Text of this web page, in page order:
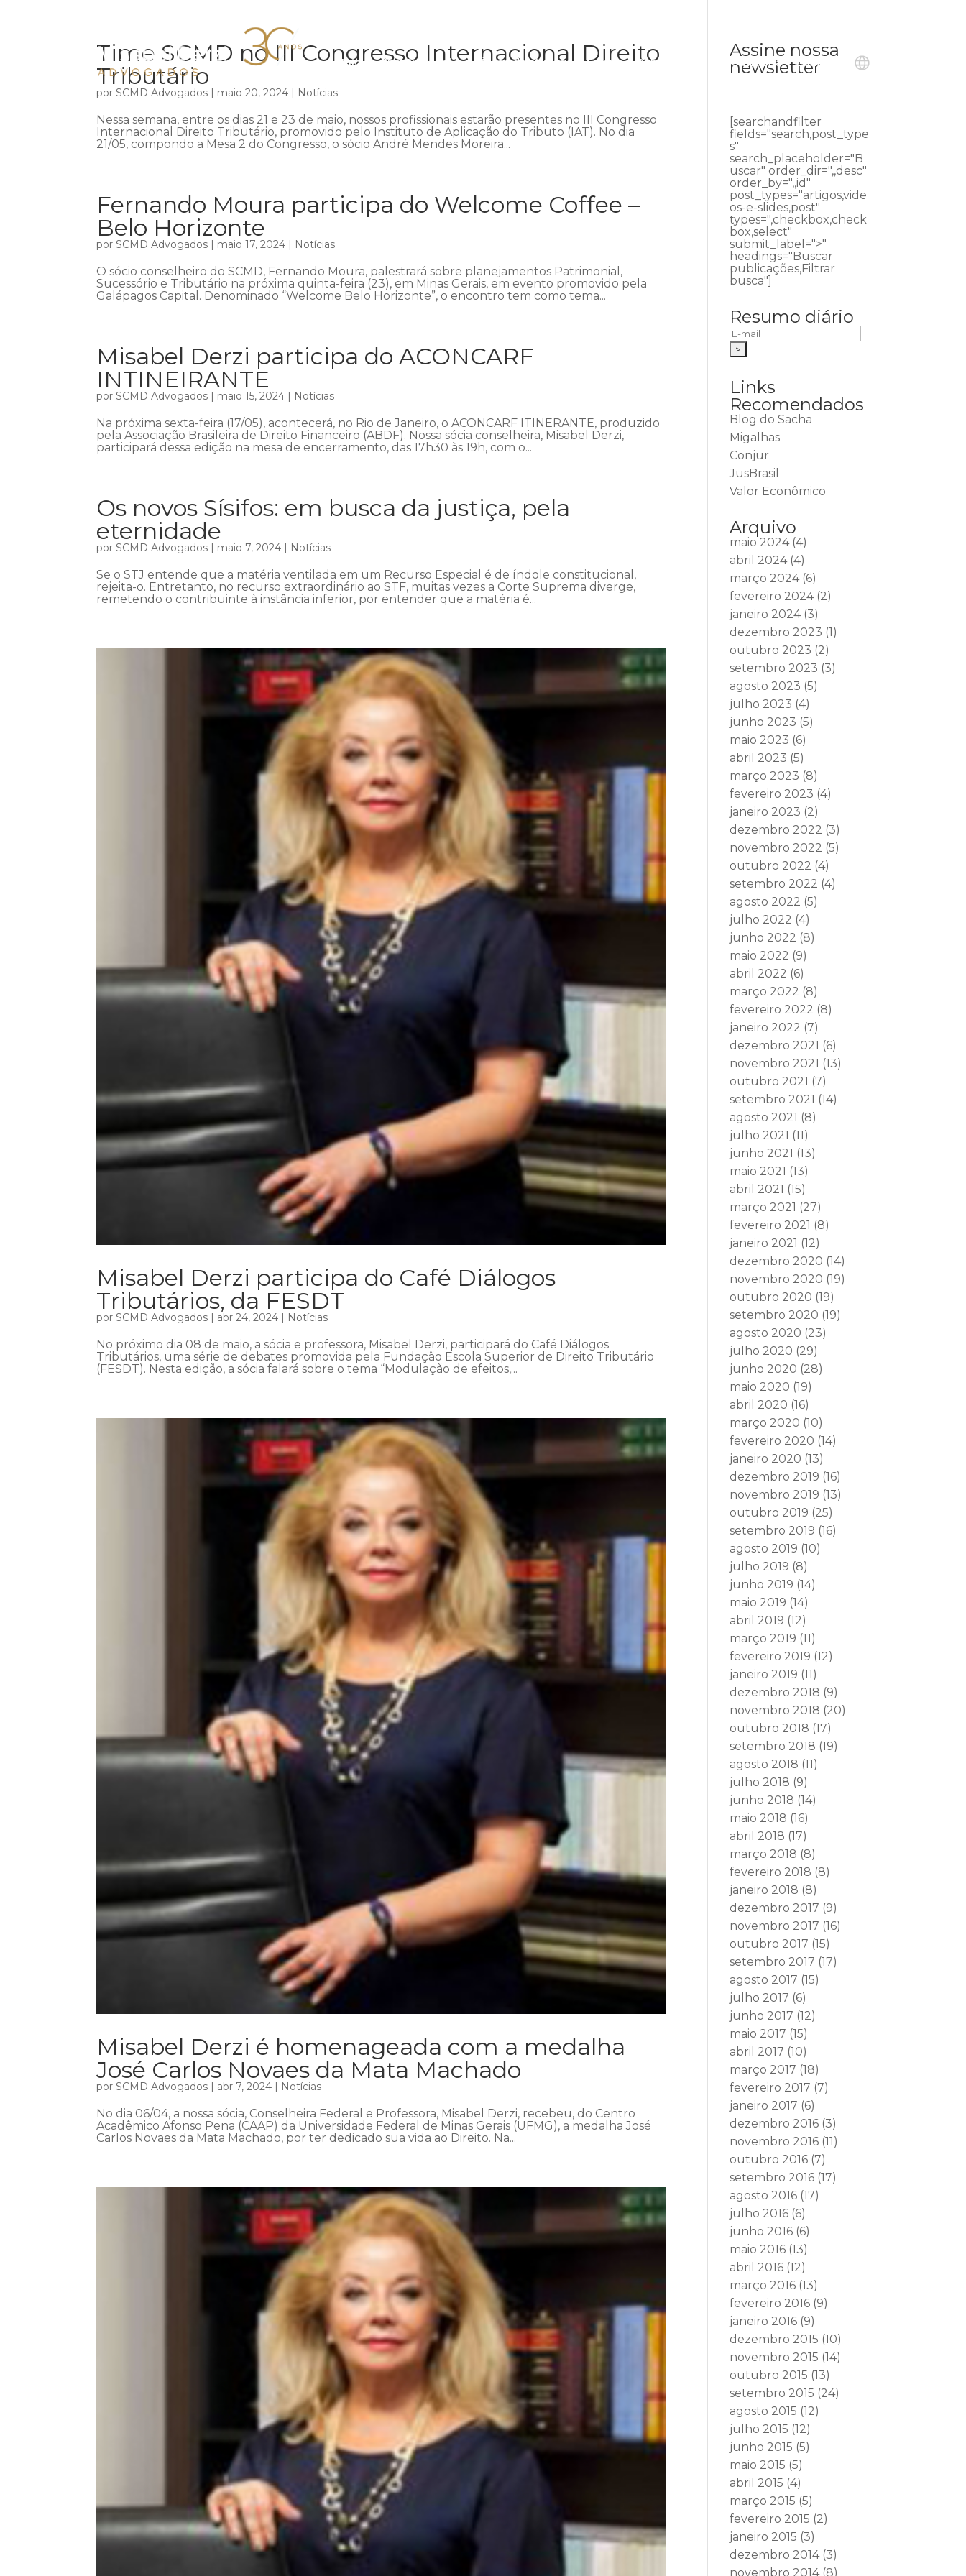
Início Institucional Áreas de atuação Equipe Publicações Ouvidoria Contato
Time SCMD no III Congresso Internacional Direito
Tributário
porSCMD Advogados | maio 20, 2024 | Notícias
Nessa semana, entre os dias 21 e 23 de maio, nossos profissionais estarão presentes no III Congresso
Internacional Direito Tributário, promovido pelo Instituto de Aplicação do Tributo (IAT). No dia
21/05, compondo a Mesa 2 do Congresso, o sócio André Mendes Moreira...
Fernando Moura participa do Welcome Coffee –
Belo Horizonte
porSCMD Advogados | maio 17, 2024 | Notícias
O sócio conselheiro do SCMD, Fernando Moura, palestrará sobre planejamentos Patrimonial,
Sucessório e Tributário na próxima quinta-feira (23), em Minas Gerais, em evento promovido pela
Galápagos Capital. Denominado “Welcome Belo Horizonte”, o encontro tem como tema...
Misabel Derzi participa do ACONCARF
INTINEIRANTE
porSCMD Advogados | maio 15, 2024 | Notícias
Na próxima sexta-feira (17/05), acontecerá, no Rio de Janeiro, o ACONCARF ITINERANTE, produzido
pela Associação Brasileira de Direito Financeiro (ABDF). Nossa sócia conselheira, Misabel Derzi,
participará dessa edição na mesa de encerramento, das 17h30 às 19h, com o...
Os novos Sísifos: em busca da justiça, pela
eternidade
porSCMD Advogados | maio 7, 2024 | Notícias
Se o STJ entende que a matéria ventilada em um Recurso Especial é de índole constitucional,
rejeita-o. Entretanto, no recurso extraordinário ao STF, muitas vezes a Corte Suprema diverge,
remetendo o contribuinte à instância inferior, por entender que a matéria é...
Misabel Derzi participa do Café Diálogos
Tributários, da FESDT
porSCMD Advogados | abr 24, 2024 | Notícias
No próximo dia 08 de maio, a sócia e professora, Misabel Derzi, participará do Café Diálogos
Tributários, uma série de debates promovida pela Fundação Escola Superior de Direito Tributário
(FESDT). Nesta edição, a sócia falará sobre o tema “Modulação de efeitos,...
Misabel Derzi é homenageada com a medalha
José Carlos Novaes da Mata Machado
porSCMD Advogados | abr 7, 2024 | Notícias
No dia 06/04, a nossa sócia, Conselheira Federal e Professora, Misabel Derzi, recebeu, do Centro
Acadêmico Afonso Pena (CAAP) da Universidade Federal de Minas Gerais (UFMG), a medalha José
Carlos Novaes da Mata Machado, por ter dedicado sua vida ao Direito. Na...
Assine nossa
newsletter
[searchandfilter
fields="search,post_type
s"
search_placeholder="B
uscar" order_dir=",,desc"
order_by=",,id"
post_types="artigos,vide
os-e-slides,post"
types=",checkbox,check
box,select"
submit_label=">"
headings="Buscar
publicações,Filtrar
busca"]
Resumo diário
Links
Recomendados
Blog do Sacha
Migalhas
Conjur
JusBrasil
Valor Econômico
Arquivo
maio 2024(4)
abril 2024(4)
março 2024(6)
fevereiro 2024(2)
janeiro 2024(3)
dezembro 2023 (1)
outubro 2023 (2)
setembro 2023 (3)
agosto 2023 (5)
julho 2023 (4)
junho 2023 (5)
maio 2023 (6)
abril 2023 (5)
março 2023 (8)
fevereiro 2023 (4)
janeiro 2023 (2)
dezembro 2022 (3)
novembro 2022 (5)
outubro 2022 (4)
setembro 2022 (4)
agosto 2022 (5)
julho 2022 (4)
junho 2022 (8)
maio 2022 (9)
abril 2022 (6)
março 2022 (8)
fevereiro 2022 (8)
janeiro 2022 (7)
dezembro 2021 (6)
novembro 2021 (13)
outubro 2021 (7)
setembro 2021 (14)
agosto 2021 (8)
julho 2021 (11)
junho 2021 (13)
maio 2021 (13)
abril 2021 (15)
março 2021 (27)
fevereiro 2021 (8)
janeiro 2021 (12)
dezembro 2020 (14)
novembro 2020 (19)
outubro 2020 (19)
setembro 2020 (19)
agosto 2020 (23)
julho 2020 (29)
junho 2020 (28)
maio 2020 (19)
abril 2020 (16)
março 2020 (10)
fevereiro 2020 (14)
janeiro 2020 (13)
dezembro 2019 (16)
novembro 2019 (13)
outubro 2019 (25)
setembro 2019 (16)
agosto 2019 (10)
julho 2019 (8)
junho 2019 (14)
maio 2019 (14)
abril 2019 (12)
março 2019 (11)
fevereiro 2019 (12)
janeiro 2019 (11)
dezembro 2018 (9)
novembro 2018 (20)
outubro 2018 (17)
setembro 2018 (19)
agosto 2018 (11)
julho 2018 (9)
junho 2018 (14)
maio 2018 (16)
abril 2018 (17)
março 2018 (8)
fevereiro 2018 (8)
janeiro 2018 (8)
dezembro 2017 (9)
novembro 2017 (16)
outubro 2017 (15)
setembro 2017 (17)
agosto 2017 (15)
julho 2017 (6)
junho 2017 (12)
maio 2017 (15)
abril 2017 (10)
março 2017 (18)
fevereiro 2017 (7)
janeiro 2017 (6)
dezembro 2016 (3)
novembro 2016 (11)
outubro 2016 (7)
setembro 2016 (17)
agosto 2016 (17)
julho 2016 (6)
junho 2016 (6)
maio 2016 (13)
abril 2016 (12)
março 2016 (13)
fevereiro 2016 (9)
janeiro 2016 (9)
dezembro 2015 (10)
novembro 2015 (14)
outubro 2015 (13)
setembro 2015 (24)
agosto 2015 (12)
julho 2015 (12)
junho 2015 (5)
maio 2015 (5)
abril 2015 (4)
março 2015 (5)
fevereiro 2015 (2)
janeiro 2015 (3)
dezembro 2014(3)
novembro 2014(8)